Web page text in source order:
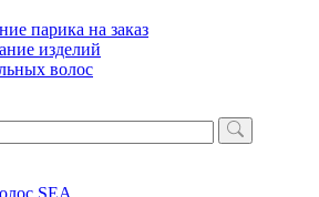
парика на заказ
изделий
волос